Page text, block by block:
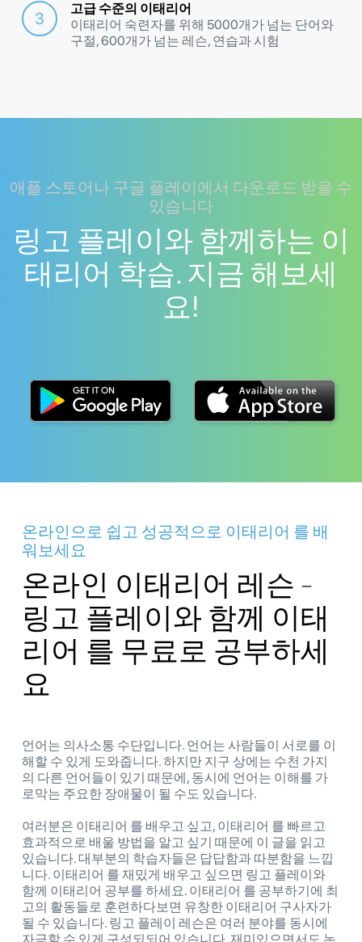
고급 수준의 이태리어
이태리어 숙련자를 위해 5000개가 넘는 단어와
구절, 600개가 넘는 레슨, 연습과 시험
애플 스토어나 구글 플레이에서 다운로드 받을 수
있습니다
링고 플레이와 함께하는 이
태리어 학습. 지금 해보세
요!
온라인으로 쉽고 성공적으로 이태리어 를 배
워보세요
온라인 이태리어 레슨 -
링고 플레이와 함께 이태
리어 를 무료로 공부하세
요
언어는 의사소통 수단입니다. 언어는 사람들이 서로를 이
해할 수 있게 도와줍니다. 하지만 지구 상에는 수천 가지
의 다른 언어들이 있기 때문에, 동시에 언어는 이해를 가
로막는 주요한 장애물이 될 수도 있습니다.
여러분은 이태리어 를 배우고 싶고, 이태리어 를 빠르고
효과적으로 배울 방법을 알고 싶기 때문에 이 글을 읽고
있습니다. 대부분의 학습자들은 답답함과 따분함을 느낍
니다. 이태리어 를 재밌게 배우고 싶으면 링고 플레이와
함께 이태리어 공부를 하세요. 이태리어 를 공부하기에 최
고의 활동들로 훈련하다보면 유창한 이태리어 구사자가
될 수 있습니다. 링고 플레이 레슨은 여러 분야를 동시에